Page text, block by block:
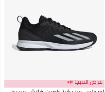
عرض الميجا 📣